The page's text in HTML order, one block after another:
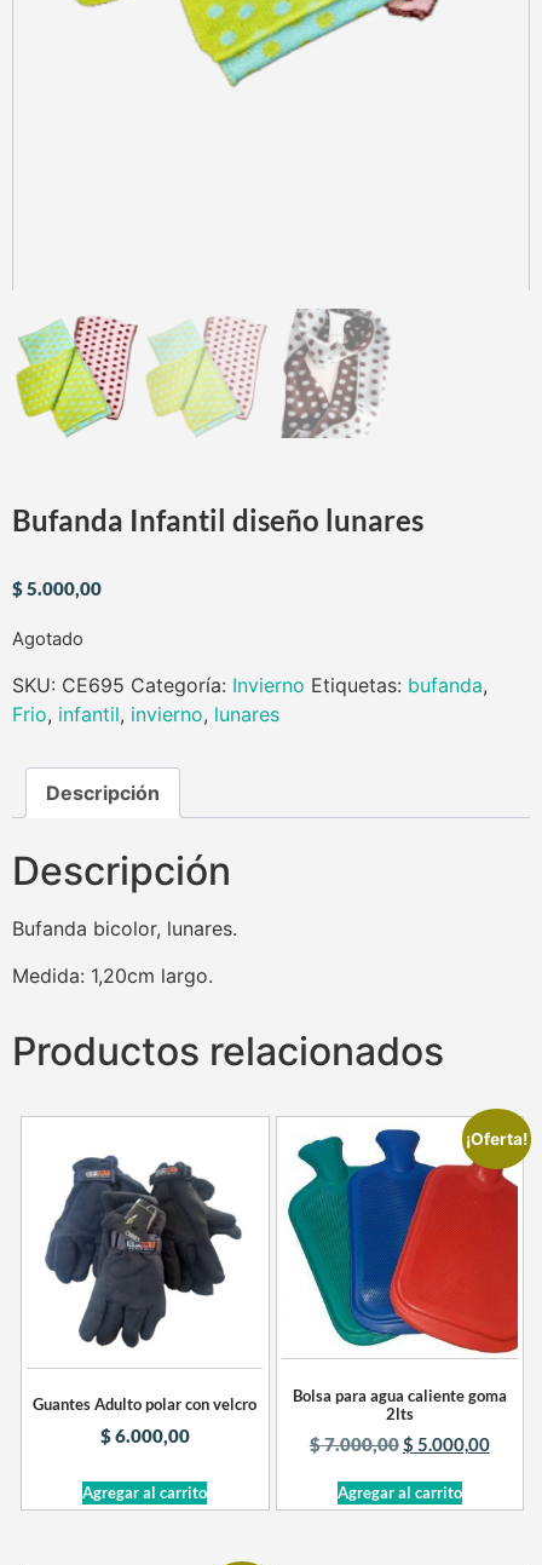
Bufanda Infantil diseño lunares
$5.000,00
Agotado
SKU: CE695 Categoría: Invierno Etiquetas: bufanda,
Frio, infantil, invierno, lunares
Descripción
Descripción
Bufanda bicolor, lunares.
Medida: 1,20cm largo.
Productos relacionados
Guantes Adulto polar con velcro
$6.000,00
Agregar al carrito
¡Oferta!
Bolsa para agua caliente goma
2lts
$7.000,00$ 5.000,00
Agregar al carrito